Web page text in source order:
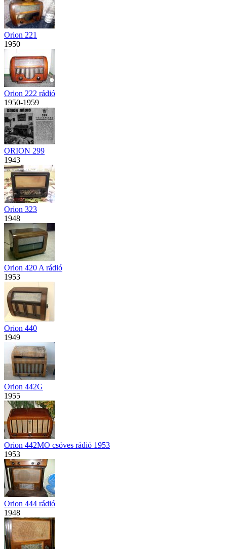
Orion 221
1950
Orion 222 rádió
1950-1959
ORION 299
1943
Orion 323
1948
Orion 420 A rádió
1953
Orion 440
1949
Orion 442G
1955
Orion 442MO csöves rádió 1953
1953
Orion 444 rádió
1948